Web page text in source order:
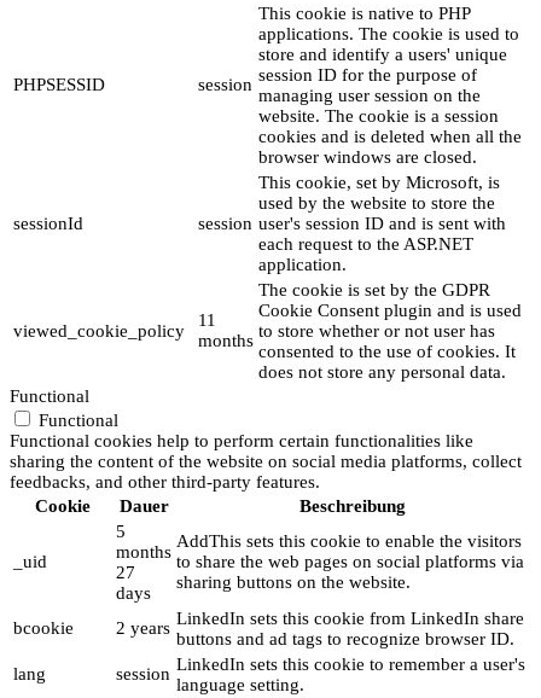
PHPSESSID session
This cookie is native to PHP
applications. The cookie is used to
store and identify a users' unique
session ID for the purpose of
managing user session on the
website. The cookie is a session
cookies and is deleted when all the
browser windows are closed.
sessionId session
This cookie, set by Microsoft, is
used by the website to store the
user's session ID and is sent with
each request to the ASP.NET
application.
viewed_cookie_policy
11
months
The cookie is set by the GDPR
Cookie Consent plugin and is used
to store whether or not user has
consented to the use of cookies. It
does not store any personal data.
Functional
Functional
Functional cookies help to perform certain functionalities like
sharing the content of the website on social media platforms, collect
feedbacks, and other third-party features.
Cookie
Dauer Beschreibung
_uid
5
months
27
days
AddThis sets this cookie to enable the visitors
to share the web pages on social platforms via
sharing buttons on the website.
bcookie 2 years LinkedIn sets this cookie from LinkedIn share
buttons and ad tags to recognize browser ID.
lang
session LinkedIn sets this cookie to remember a user's
language setting.